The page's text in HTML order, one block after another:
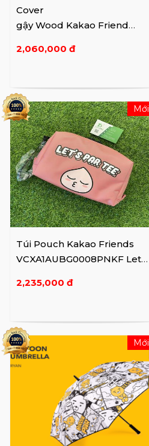
Cover
gậy Wood Kakao Friend
2,060,000 đ
Túi Pouch Kakao Friends
VCXA1AUBG0008PNKF Let's
2,235,000 đ
Mới
Mới